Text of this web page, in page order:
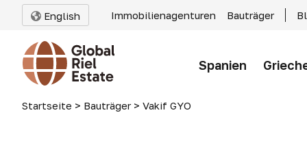
English Immobilienagenturen Bauträger
Spanien
Startseite > Bauträger > Vakif GYO